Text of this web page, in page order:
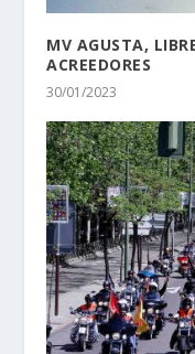
MV AGUSTA,
ACREEDORES
30/01/2023